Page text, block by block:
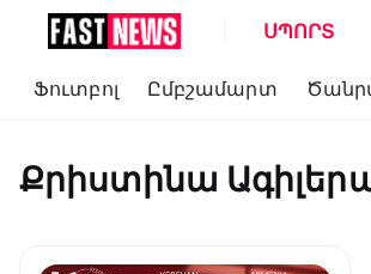
ՍՊՈՐՏ
Ֆուտբոլ Ըմբշամարտ
Քրիստինա